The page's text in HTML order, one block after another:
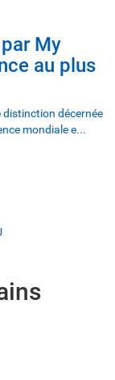
My
au plus
distinction décernée
mondiale e...